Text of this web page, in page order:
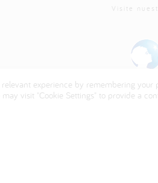
Visite
experience by remembering your
visit "Cookie Settings" to provide a